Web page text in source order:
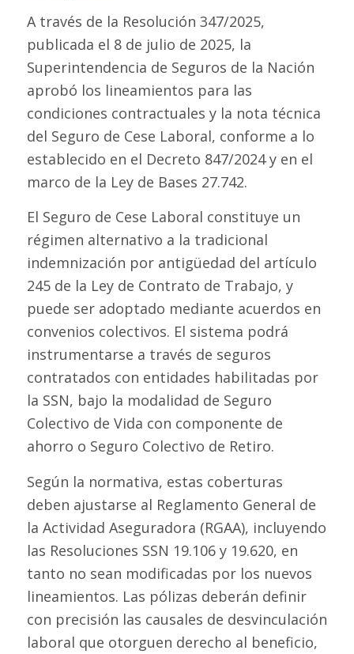
A través de la Resolución 347/2025,
publicada el 8 de julio de 2025, la
Superintendencia de Seguros de la Nación
aprobó los lineamientos para las
condiciones contractuales y la nota técnica
del Seguro de Cese Laboral, conforme a lo
establecido en el Decreto 847/2024 y en el
marco de la Ley de Bases 27.742.
El Seguro de Cese Laboral constituye un
régimen alternativo a la tradicional
indemnización por antigüedad del artículo
245 de la Ley de Contrato de Trabajo, y
puede ser adoptado mediante acuerdos en
convenios colectivos. El sistema podrá
instrumentarse a través de seguros
contratados con entidades habilitadas por
la SSN, bajo la modalidad de Seguro
Colectivo de Vida con componente de
ahorro o Seguro Colectivo de Retiro.
Según la normativa, estas coberturas
deben ajustarse al Reglamento General de
la Actividad Aseguradora (RGAA), incluyendo
las Resoluciones SSN 19.106 y 19.620, en
tanto no sean modificadas por los nuevos
lineamientos. Las pólizas deberán definir
con precisión las causales de desvinculación
laboral que otorguen derecho al beneficio,